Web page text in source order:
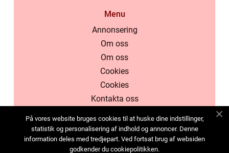
Menu
Annonsering
Om oss
Om oss
Cookies
Cookies
Kontakta oss
Sitemap
Sitemap
På vores website bruges cookies til at huske dine indstillinger,
statistik og personalisering af indhold og annoncer. Denne
information deles med tredjepart. Ved fortsat brug af websiden
godkender du cookiepolitikken.